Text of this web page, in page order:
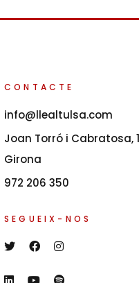
CONTACTE
info@llealtulsa.com
Joan Torró i Cabratosa,
Girona
972 206 350
SEGUEIX-NOS